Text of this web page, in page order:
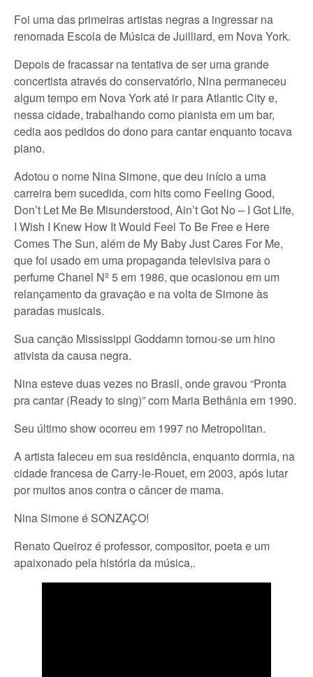
Foi uma das primeiras artistas negras a ingressar na
renomada Escola de Música de Juilliard, em Nova York.
Depois de fracassar na tentativa de ser uma grande
concertista através do conservatório, Nina permaneceu
algum tempo em Nova York até ir para Atlantic City e,
nessa cidade, trabalhando como pianista em um bar,
cedia aos pedidos do dono para cantar enquanto tocava
piano.
Adotou o nome Nina Simone, que deu início a uma
carreira bem sucedida, com hits como Feeling Good,
Don’t Let Me Be Misunderstood, Ain’t Got No – I Got Life,
I Wish I Knew How It Would Feel To Be Free e Here
Comes The Sun, além de My Baby Just Cares For Me,
que foi usado em uma propaganda televisiva para o
perfume Chanel Nº 5 em 1986, que ocasionou em um
relançamento da gravação e na volta de Simone às
paradas musicais.
Sua canção Mississippi Goddamn tornou-se um hino
ativista da causa negra.
Nina esteve duas vezes no Brasil, onde gravou “Pronta
pra cantar (Ready to sing)” com Maria Bethânia em 1990.
Seu último show ocorreu em 1997 no Metropolitan.
A artista faleceu em sua residência, enquanto dormia, na
cidade francesa de Carry-le-Rouet, em 2003, após lutar
por muitos anos contra o câncer de mama.
Nina Simone é SONZAÇO!
Renato Queiroz é professor, compositor, poeta e um
apaixonado pela história da música,.